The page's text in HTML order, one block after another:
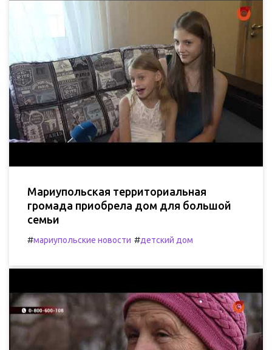
Мариупольская территориальная
громада приобрела дом для большой
семьи
#мариупольские новости #детский дом